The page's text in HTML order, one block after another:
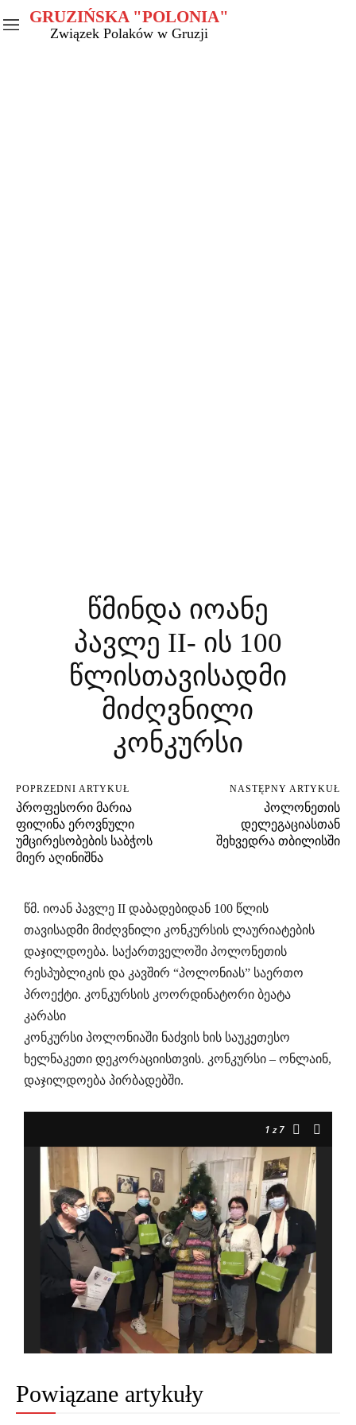
GRUZIŃSKA "POLONIA"
Związek Polaków w Gruzji
წმინდა იოანე
პავლე II- ის 100
წლისთავისადმი
მიძღვნილი
კონკურსი
POPRZEDNI ARTYKUŁ
პროფესორი მარია
ფილინა ეროვნული
უმცირესობების საბჭოს
მიერ აღინიშნა
NASTĘPNY ARTYKUŁ
პოლონეთის
დელეგაციასთან
შეხვედრა თბილისში
წმ. იოან პავლე II დაბადებიდან 100 წლის
თავისადმი მიძღვნილი კონკურსის ლაურიატების
დაჯილდოება. საქართველოში პოლონეთის
რესპუბლიკის და კავშირ “პოლონიას” საერთო
პროექტი. კონკურსის კოორდინატორი ბეატა
კარასი
კონკურსი პოლონიაში ნაძვის ხის საუკეთესო
ხელნაკეთი დეკორაციისთვის. კონკურსი – ონლაინ,
დაჯილდოება პირბადებში.
1z 7
Powiązane artykuły